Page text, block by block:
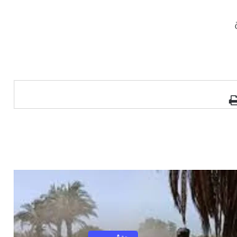
ف
و
ك
ل
د
إ
ن
b
l
r
ب
ي
ر
ي
س
ب
م
ج
ر
م
ج
ر
و
ا
ب
ت
ر
ا
م
ڤ
ر
لم
ك
ة
ع
ط
ة